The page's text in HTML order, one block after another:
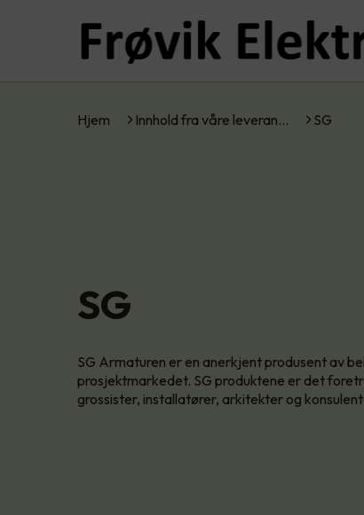
Hjem Innhold fra våre leveran… SG
SG
SG Armaturen er en anerkjent produsent av
prosjektmarkedet. SG produktene er det
grossister, installatører, arkitekter og